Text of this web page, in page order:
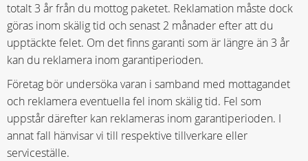
totalt 3 år från du mottog paketet. Reklamation måste dock
göras inom skälig tid och senast 2 månader efter att du
upptäckte felet. Om det finns garanti som är längre än 3 år
kan du reklamera inom garantiperioden.
Företag bör undersöka varan i samband med mottagandet
och reklamera eventuella fel inom skälig tid. Fel som
uppstår därefter kan reklameras inom garantiperioden. I
annat fall hänvisar vi till respektive tillverkare eller
serviceställe.